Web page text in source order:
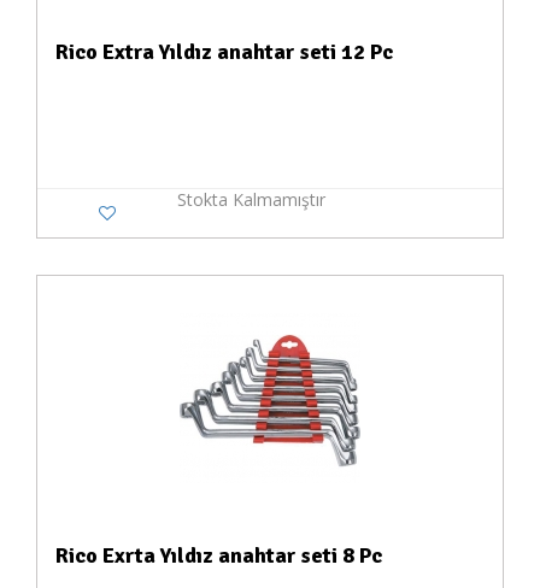
Rico Extra Yıldız anahtar seti 12 Pc
Stokta Kalmamıştır
Rico Exrta Yıldız anahtar seti 8 Pc